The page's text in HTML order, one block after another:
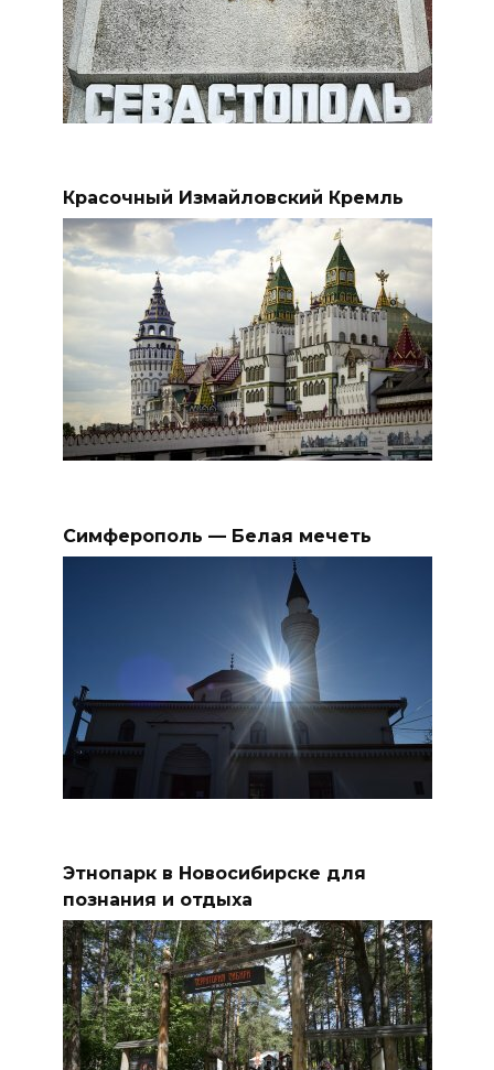
Красочный Измайловский Кремль
Симферополь — Белая мечеть
Этнопарк в Новосибирске для
познания и отдыха